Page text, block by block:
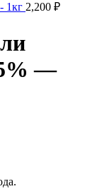
1кг 2,200 ₽
—